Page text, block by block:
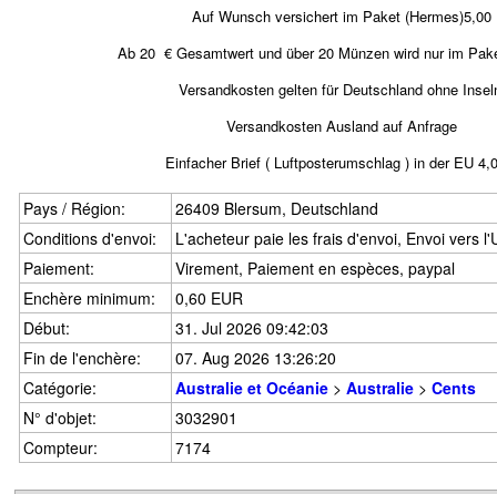
Auf Wunsch versichert im Paket (Hermes)5,00
Ab 20 € Gesamtwert und über 20 Münzen wird nur im
Versandkosten gelten für Deutschland ohne
Versandkosten Ausland auf Anfrage
Einfacher Brief ( Luftposterumschlag ) in der EU
Pays / Région:
26409 Blersum, Deutschland
Conditions d'envoi:
L'acheteur paie les frais d'envoi, Envoi vers
Paiement:
Virement, Paiement en espèces, paypal
Enchère minimum:
0,60 EUR
Début:
31. Jul 2026 09:42:03
Fin de l'enchère:
07. Aug 2026 13:26:20
Catégorie:
Australie et Océanie > Australie > Cents
N° d'objet:
3032901
Compteur:
7174